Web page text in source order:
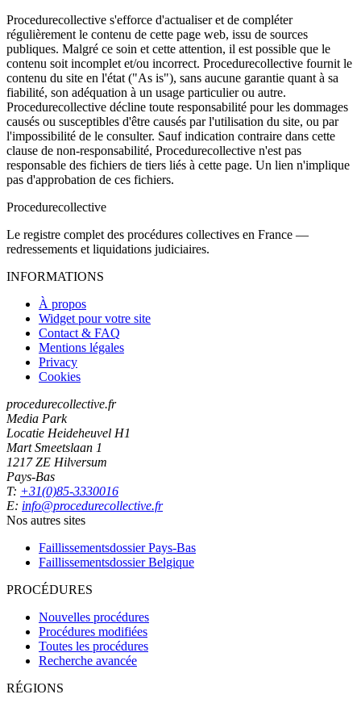
Procedurecollective s'efforce d'actualiser et de compléter
régulièrement le contenu de cette page web, issu de sources
publiques. Malgré ce soin et cette attention, il est possible que le
contenu soit incomplet et/ou incorrect. Procedurecollective fournit le
contenu du site en l'état ("As is"), sans aucune garantie quant à sa
fiabilité, son adéquation à un usage particulier ou autre.
Procedurecollective décline toute responsabilité pour les dommages
causés ou susceptibles d'être causés par l'utilisation du site, ou par
l'impossibilité de le consulter. Sauf indication contraire dans cette
clause de non-responsabilité, Procedurecollective n'est pas
responsable des fichiers de tiers liés à cette page. Un lien n'implique
pas d'approbation de ces fichiers.
Procedurecollective
Le registre complet des procédures collectives en France —
redressements et liquidations judiciaires.
INFORMATIONS
À propos
Widget pour votre site
Contact & FAQ
Mentions légales
Privacy
Cookies
procedurecollective.fr
Media Park
Locatie Heideheuvel H1
Mart Smeetslaan 1
1217 ZE Hilversum
Pays-Bas
T: +31(0)85-3330016
E: info@procedurecollective.fr
Nos autres sites
Faillissementsdossier Pays-Bas
Faillissementsdossier Belgique
PROCÉDURES
Nouvelles procédures
Procédures modifiées
Toutes les procédures
Recherche avancée
RÉGIONS